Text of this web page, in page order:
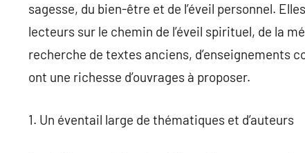
sagesse, du bien-être et de l’éveil personnel.
lecteurs sur le chemin de l’éveil spirituel, de la
recherche de textes anciens, d’enseignements
ont une richesse d’ouvrages à proposer.
1. Un éventail large de thématiques et d’auteurs